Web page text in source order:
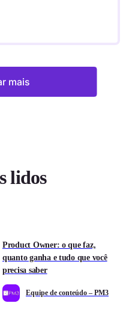
mais
lidos
Product Owner: o que faz,
quanto ganha e tudo que você
precisa saber
Equipe de conteúdo – PM3